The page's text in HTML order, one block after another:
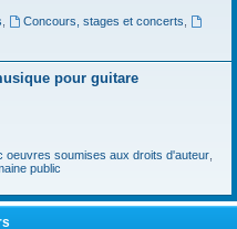
Concours, stages et concerts
pour guitare
oeuvres soumises aux droits d'auteur,
public